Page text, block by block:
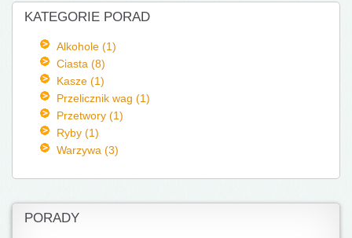
KATEGORIE PORAD
Alkohole (1)
Ciasta (8)
Kasze (1)
Przelicznik wag (1)
Przetwory (1)
Ryby (1)
Warzywa (3)
PORADY